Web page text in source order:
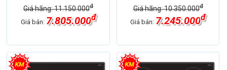
Giá hãng: 11.150.000đ
Giá bán: 7.805.000đ
Giá hãng: 10.350.000đ
Giá bán: 7.245.000đ